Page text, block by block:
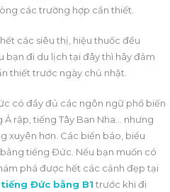
các trường hợp cần thiết.
các siêu thị, hiệu thuốc đều
bạn đi du lịch tại đây thì hãy đảm
thiết trước ngày chủ nhật.
có đầy đủ các ngôn ngữ phổ biến
rập, tiếng Tây Ban Nha… nhưng
xuyên hơn. Các biển báo, biểu
tiếng Đức. Nếu bạn muốn có
phá được hết các cảnh đẹp tại
Đức bằng B1 trước khi đi